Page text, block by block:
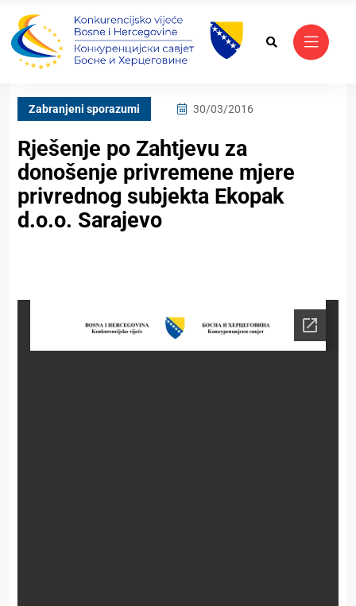
Zabranjeni sporazumi 30/03/2016
Rješenje po Zahtjevu za
donošenje privremene mjere
privrednog subjekta Ekopak
d.o.o. Sarajevo